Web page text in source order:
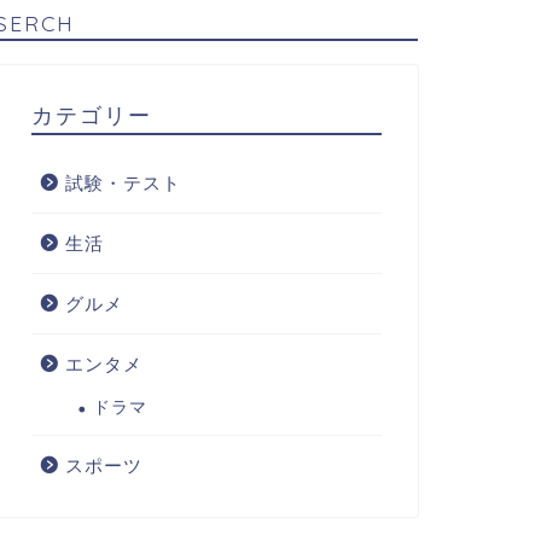
カテゴリー
試験・テスト
生活
グルメ
エンタメ
ドラマ
スポーツ